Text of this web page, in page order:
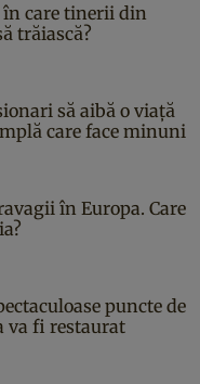
în care tinerii din
trăiască?
să aibă o viață
care face minuni
în Europa. Care
puncte de
va fi restaurat